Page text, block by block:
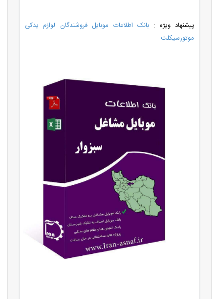
پیشنهاد ویژه :بانک اطلاعات موبایل فروشندگان لوازم یدکی
موتورسیکلت